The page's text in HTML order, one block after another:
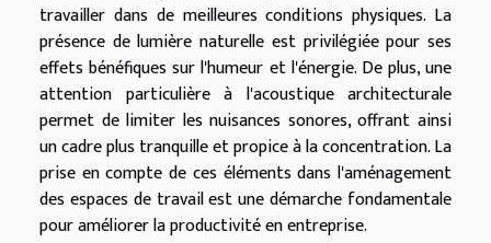
travailler dans de meilleures conditions physiques. La
présence de lumière naturelle est privilégiée pour ses
effets bénéfiques sur l'humeur et l'énergie. De plus, une
attention particulière à l'acoustique architecturale
permet de limiter les nuisances sonores, offrant ainsi
un cadre plus tranquille et propice à la concentration. La
prise en compte de ces éléments dans l'aménagement
des espaces de travail est une démarche fondamentale
pour améliorer la productivité en entreprise.